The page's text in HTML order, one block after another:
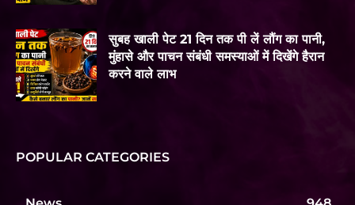
सुबह खाली पेट 21 दिन तक पी लें लौंग का पानी,
मुंहासे और पाचन संबंधी समस्याओं में दिखेंगे हैरान
करने वाले लाभ
POPULAR CATEGORIES